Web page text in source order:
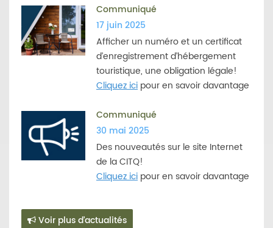
Communiqué
17 juin 2025
Afficher un numéro et un certificat
d’enregistrement d’hébergement
touristique, une obligation légale!
Cliquez ici pour en savoir davantage
Communiqué
30 mai 2025
Des nouveautés sur le site Internet
de la CITQ!
Cliquez ici pour en savoir davantage
Voir plus d’actualités